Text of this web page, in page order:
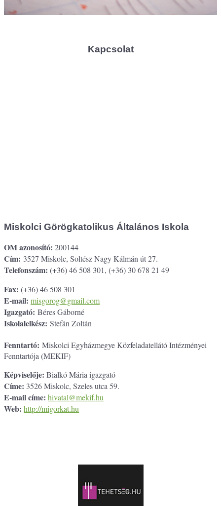
Kapcsolat
Miskolci Görögkatolikus Általános Iskola
OM azonosító: 200144
Cím: 3527 Miskolc, Soltész Nagy Kálmán út 27.
Telefonszám: (+36) 46 508 301, (+36) 30 678 21 49
Fax: (+36) 46 508 301
E-mail: misgorog@gmail.com
Igazgató: Béres Gáborné
Iskolalelkész: Stefán Zoltán
Fenntartó: Miskolci Egyházmegye Közfeladatellátó Intézményei
Fenntartója (MEKIF)
Képviselője: Bialkó Mária igazgató
Címe: 3526 Miskolc, Szeles utca 59.
E-mail címe: hivatal@mekif.hu
Web: http://migorkat.hu